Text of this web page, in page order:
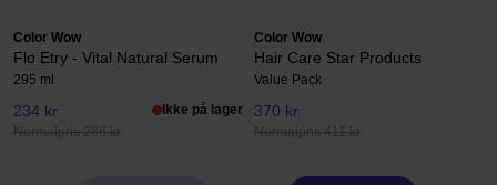
Color Wow
Flo Etry - Vital Natural Serum
295 ml
234 kr
Normalpris 286 kr
Ikke på lager
Color Wow
Hair Care Star Products
Value Pack
370 kr
Normalpris 411 kr